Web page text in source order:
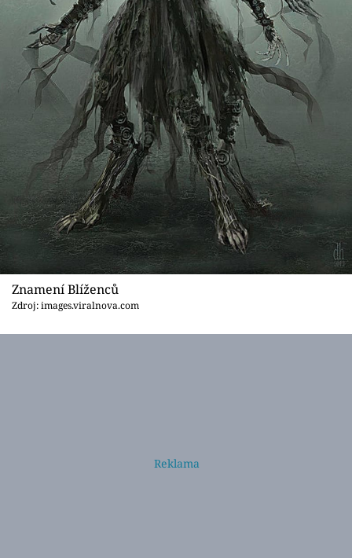
Znamení Blíženců
Zdroj: images.viralnova.com